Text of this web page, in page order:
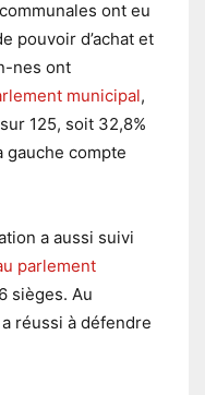
ont eu
pouvoir d’achat et
nes ont
municipal,
125, soit 32,8%
gauche compte
a aussi suivi
parlement
sièges. Au
réussi à défendre